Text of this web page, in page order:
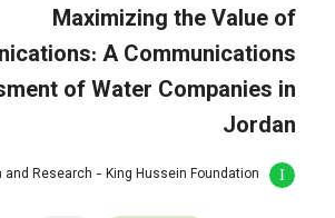
Maximizing the Value of
A Communications
of Water Companies in
Jordan
Research - King Hussein Foundation